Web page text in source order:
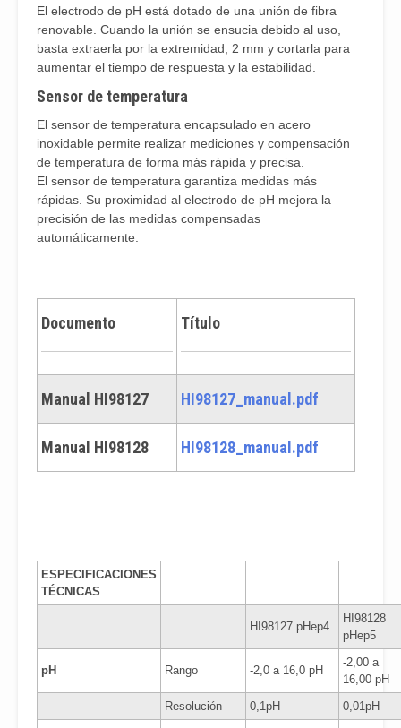
El electrodo de pH está dotado de una unión de fibra
renovable. Cuando la unión se ensucia debido al uso,
basta extraerla por la extremidad, 2 mm y cortarla para
aumentar el tiempo de respuesta y la estabilidad.
Sensor de temperatura
El sensor de temperatura encapsulado en acero
inoxidable permite realizar mediciones y compensación
de temperatura de forma más rápida y precisa.
El sensor de temperatura garantiza medidas más
rápidas. Su proximidad al electrodo de pH mejora la
precisión de las medidas compensadas
automáticamente.
Documento Título
Manual HI98127 HI98127_manual.pdf
Manual HI98128 HI98128_manual.pdf
ESPECIFICACIONES
TÉCNICAS
HI98127 pHep4
HI98128
pHep5
pH Rango -2,0 a 16,0 pH
-2,00 a
16,00 pH
Resolución
0,1pH
0,01pH